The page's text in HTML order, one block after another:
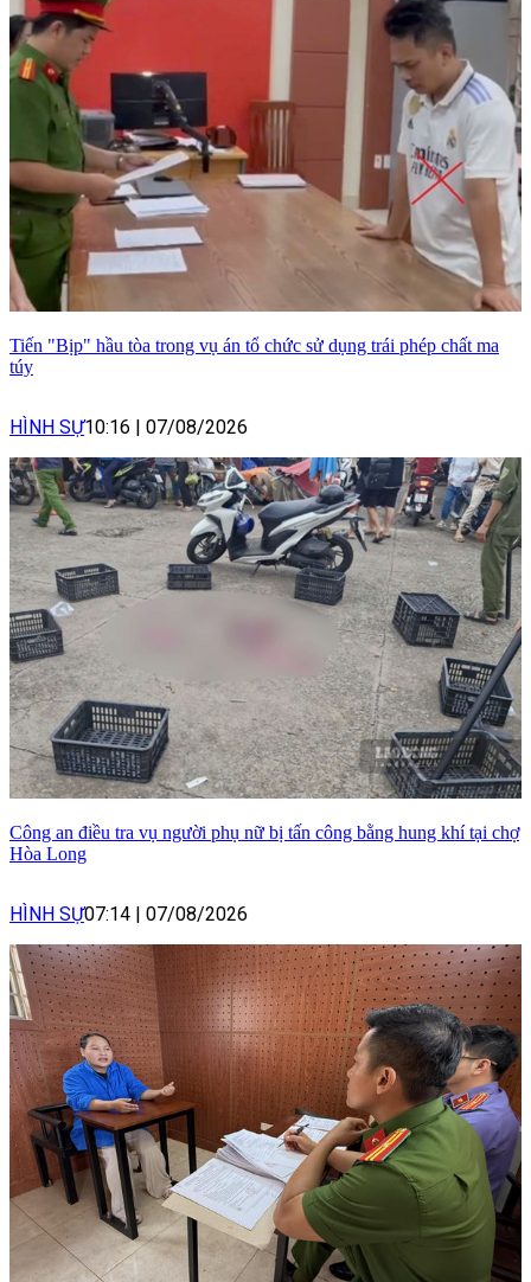
Tiến "Bịp" hầu tòa trong vụ án tổ chức sử dụng trái phép chất ma
túy
HÌNH SỰ10:16 07/08/2026
Công an điều tra vụ người phụ nữ bị tấn công bằng hung khí tại chợ
Hòa Long
HÌNH SỰ07:14 07/08/2026